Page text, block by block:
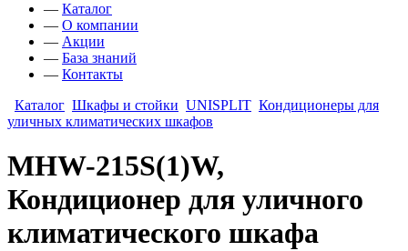
— Каталог
— О компании
— Акции
— База знаний
— Контакты
Каталог Шкафы и стойки UNISPLIT Кондиционеры для
уличных климатических шкафов
MHW-215S(1)W,
Кондиционер для уличного
климатического шкафа